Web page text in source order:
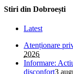
Stiri din Dobroești
Latest
Atenționare
2026
Informare:
disconfort3